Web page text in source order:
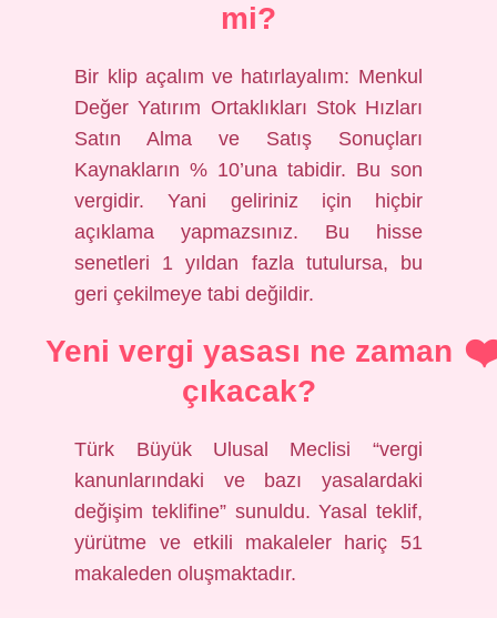
mi?
Bir klip açalım ve hatırlayalım: Menkul
Değer Yatırım Ortaklıkları Stok Hızları
Satın Alma ve Satış Sonuçları
Kaynakların % 10’una tabidir. Bu son
vergidir. Yani geliriniz için hiçbir
açıklama yapmazsınız. Bu hisse
senetleri 1 yıldan fazla tutulursa, bu
geri çekilmeye tabi değildir.
Yeni vergi yasası ne zaman
çıkacak?
Türk Büyük Ulusal Meclisi “vergi
kanunlarındaki ve bazı yasalardaki
değişim teklifine” sunuldu. Yasal teklif,
yürütme ve etkili makaleler hariç 51
makaleden oluşmaktadır.